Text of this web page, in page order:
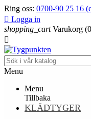
Ring oss: 0700-90 25 16
 Logga in
shopping_cart Varukorg

Menu
Menu
Tillbaka
KLÄDTYGER